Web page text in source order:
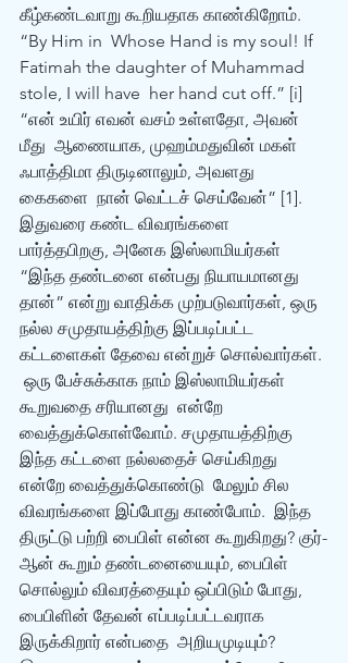
கீழ்கண்டவாறு கூறியதாக காண்கிறோம்.
“By Him in  Whose Hand is my soul! If
Fatimah the daughter of Muhammad
stole, I will have  her hand cut off.” [i]
“என் உயிர் எவன் வசம் உள்ளதோ, அவன்
மீது  ஆணையாக, முஹம்மதுவின் மகள்
ஃபாத்திமா திருடினாலும், அவளது
கைகளை  நான் வெட்டச் செய்வேன்” [1].
இதுவரை கண்ட விவரங்களை
பார்த்தபிறகு, அனேக இஸ்லாமியர்கள்
“இந்த தண்டனை என்பது நியாயமானது
தான்” என்று வாதிக்க முற்படுவார்கள், ஒரு
நல்ல சமுதாயத்திற்கு இப்படிப்பட்ட
கட்டளைகள் தேவை என்றுச் சொல்வார்கள்.
ஒரு பேச்சுக்காக நாம் இஸ்லாமியர்கள்
கூறுவதை சரியானது  என்றே
வைத்துக்கொள்வோம். சமுதாயத்திற்கு
இந்த கட்டளை நல்லதைச் செய்கிறது
என்றே வைத்துக்கொண்டு  மேலும் சில
விவரங்களை இப்போது காண்போம்.  இந்த
திருட்டு பற்றி பைபிள் என்ன கூறுகிறது? குர்-
ஆன் கூறும் தண்டனையையும், பைபிள்
சொல்லும் விவரத்தையும் ஒப்பிடும் போது,
பைபிளின் தேவன் எப்படிப்பட்டவராக
இருக்கிறார் என்பதை  அறியமுடியும்?